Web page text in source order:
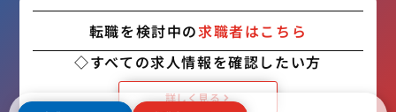
転職を検討中の求職者はこちら
◇すべての求人情報を確認したい方
詳しく見る